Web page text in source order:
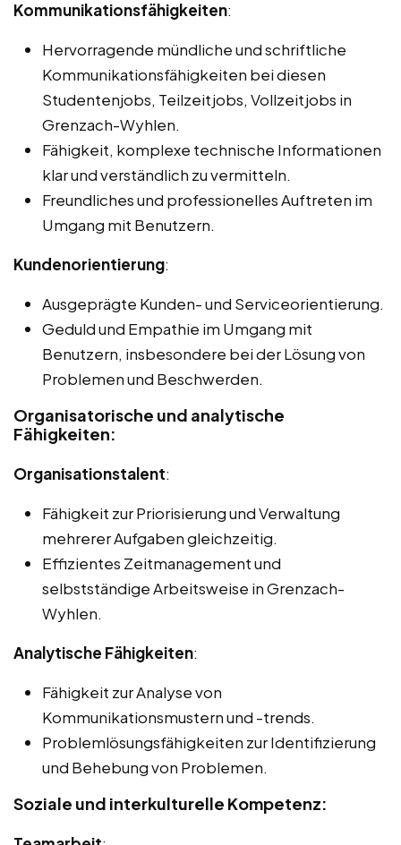
Kommunikationsfähigkeiten:
Hervorragende mündliche und schriftliche
Kommunikationsfähigkeiten bei diesen
Studentenjobs, Teilzeitjobs, Vollzeitjobs in
Grenzach-Wyhlen.
Fähigkeit, komplexe technische Informationen
klar und verständlich zu vermitteln.
Freundliches und professionelles Auftreten im
Umgang mit Benutzern.
Kundenorientierung:
Ausgeprägte Kunden- und Serviceorientierung.
Geduld und Empathie im Umgang mit
Benutzern, insbesondere bei der Lösung von
Problemen und Beschwerden.
Organisatorische und analytische
Fähigkeiten:
Organisationstalent:
Fähigkeit zur Priorisierung und Verwaltung
mehrerer Aufgaben gleichzeitig.
Effizientes Zeitmanagement und
selbstständige Arbeitsweise in Grenzach-
Wyhlen.
Analytische Fähigkeiten:
Fähigkeit zur Analyse von
Kommunikationsmustern und -trends.
Problemlösungsfähigkeiten zur Identifizierung
und Behebung von Problemen.
Soziale und interkulturelle Kompetenz: